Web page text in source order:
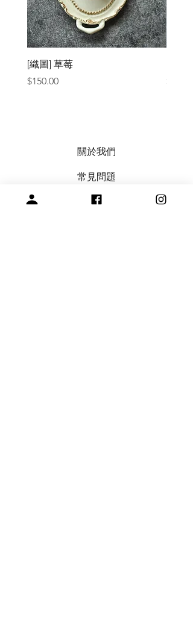
[織圖] 草莓
價格
$150.00
價格
關於我們
常見問題
會員註冊，商品訂購與付款說明